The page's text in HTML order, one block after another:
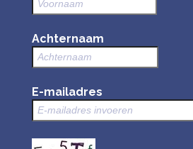
Achternaam
E-mailadres